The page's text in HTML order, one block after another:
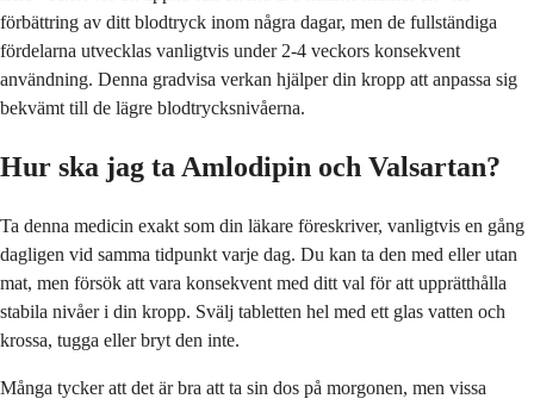
förbättring av ditt blodtryck inom några dagar, men de fullständiga
fördelarna utvecklas vanligtvis under 2-4 veckors konsekvent
användning. Denna gradvisa verkan hjälper din kropp att anpassa sig
bekvämt till de lägre blodtrycksnivåerna.
Hur ska jag ta Amlodipin och Valsartan?
Ta denna medicin exakt som din läkare föreskriver, vanligtvis en gång
dagligen vid samma tidpunkt varje dag. Du kan ta den med eller utan
mat, men försök att vara konsekvent med ditt val för att upprätthålla
stabila nivåer i din kropp. Svälj tabletten hel med ett glas vatten och
krossa, tugga eller bryt den inte.
Många tycker att det är bra att ta sin dos på morgonen, men vissa